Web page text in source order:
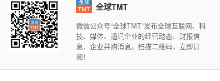
全球TMT
微信公众号“全球TMT”发布全球互联网、科
技、媒体、通讯企业的经营动态、财报信
息、企业并购消息。扫描二维码，立即订
阅！